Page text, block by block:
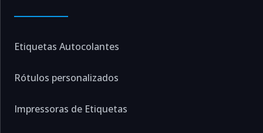
Etiquetas Autocolantes
Rótulos personalizados
Impressoras de Etiquetas